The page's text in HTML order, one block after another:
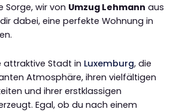
Sorge, wir von Umzug Lehmann aus
dabei, eine perfekte Wohnung in
attraktive Stadt in Luxemburg, die
Atmosphäre, ihren vielfältigen
und ihrer erstklassigen
Egal, ob du nach einem